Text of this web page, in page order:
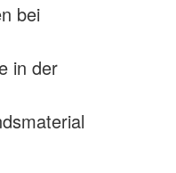
bei
in der